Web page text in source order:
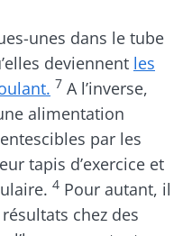
unes dans le tube
deviennent les
7 A l’inverse,
alimentation
par les
tapis d’exercice et
4 Pour autant, il
chez des